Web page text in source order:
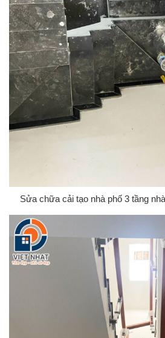
Sửa chữa cải tạo nhà phố 3 tầng